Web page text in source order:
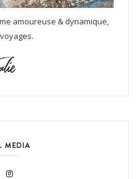
amoureuse & dynamique,
MEDIA